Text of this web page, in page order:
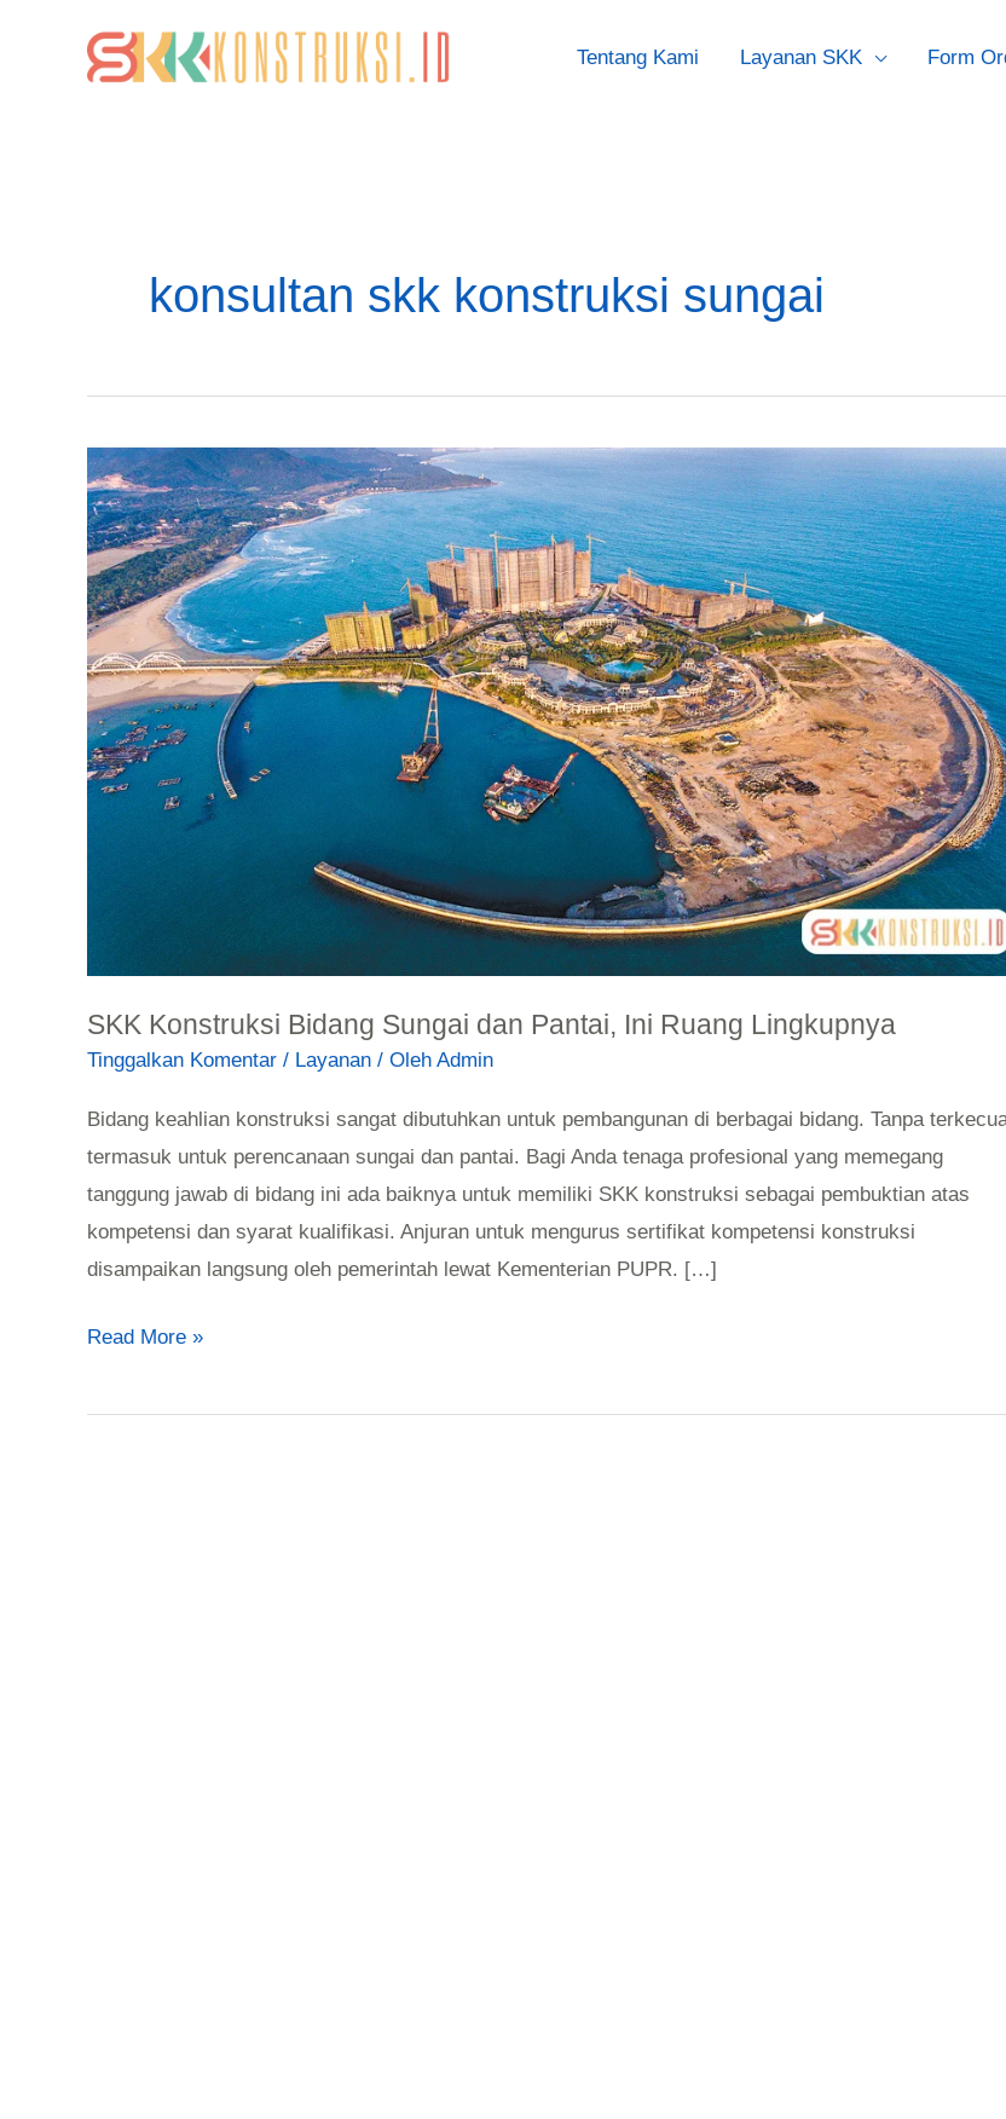
Tentang Kami Layanan SKK Form
konsultan skk konstruksi sungai
SKK Konstruksi Bidang Sungai dan Pantai, Ini Ruang Lingkupnya
Tinggalkan Komentar / Layanan / Oleh Admin
Bidang keahlian konstruksi sangat dibutuhkan untuk pembangunan di berbagai bidang. Tanpa
termasuk untuk perencanaan sungai dan pantai. Bagi Anda tenaga profesional yang memegang
tanggung jawab di bidang ini ada baiknya untuk memiliki SKK konstruksi sebagai pembuktian atas
kompetensi dan syarat kualifikasi. Anjuran untuk mengurus sertifikat kompetensi konstruksi
disampaikan langsung oleh pemerintah lewat Kementerian PUPR. […]
SKK
Konstruksi
Bidang
Sungai
dan
Pantai,
Ini
Ruang
Lingkupnya
Read More »